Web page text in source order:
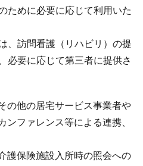
ために必要に応じて利用いた
、訪問看護（リハビリ）の提
必要に応じて第三者に提供さ
の他の居宅サービス事業者や
ンファレンス等による連携、
護保険施設入所時の照会への